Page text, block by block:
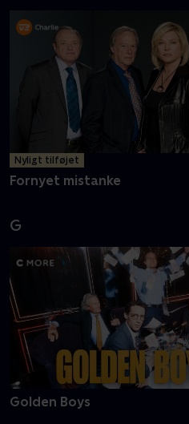
Nyligt tilføjet
Fornyet mistanke
G
Golden Boys